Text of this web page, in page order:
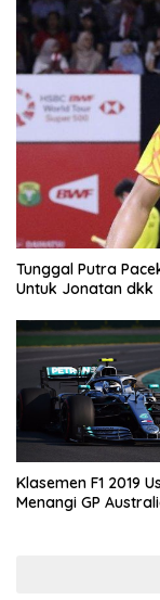
Tunggal Putra
Untuk Jonatan dkk
Klasemen F1 2019
Menangi GP